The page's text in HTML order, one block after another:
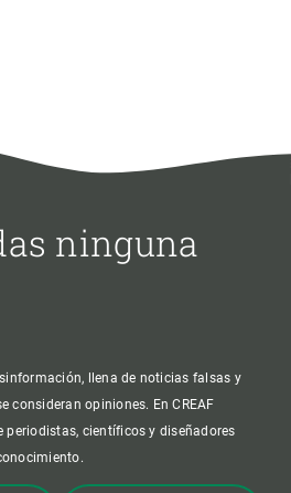
ninguna
llena de noticias falsas y
consideran opiniones. En CREAF
periodistas, científicos y diseñadores